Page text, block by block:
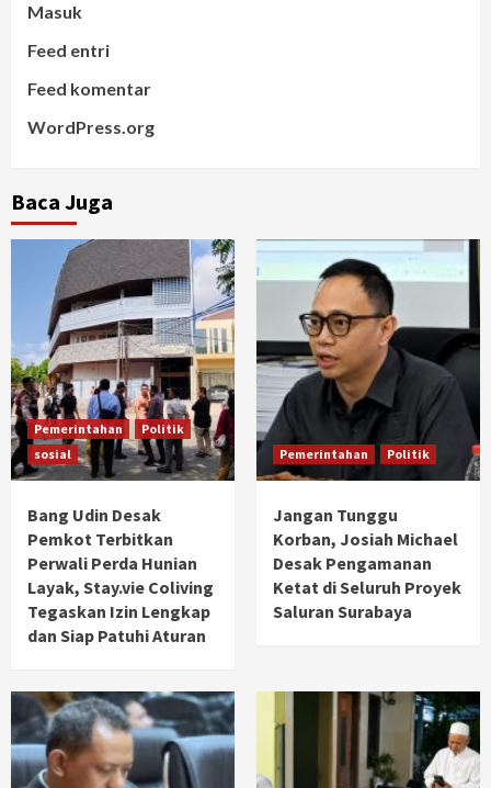
Masuk
Feed entri
Feed komentar
WordPress.org
Baca Juga
Pemerintahan
Politik
sosial
Bang Udin Desak
Pemkot Terbitkan
Perwali Perda Hunian
Layak, Stay.vie Coliving
Tegaskan Izin Lengkap
dan Siap Patuhi Aturan
Pemerintahan Politik
Jangan Tunggu
Korban, Josiah Michael
Desak Pengamanan
Ketat di Seluruh Proyek
Saluran Surabaya